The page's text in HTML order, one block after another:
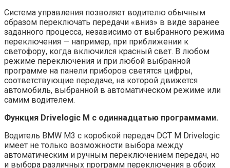
Система управления позволяет водителю обычным
образом переключать передачи «вниз» в виде заранее
заданного процесса, независимо от выбранного режима
переключения — например, при приближении к
светофору, когда включился красный свет. В любом
режиме переключения и при любой выбранной
программе на панели приборов светятся цифры,
соответствующие передаче, на которой движется
автомобиль, выбранной в автоматическом режиме или
самим водителем.
Функция Drivelogic M с одиннадцатью программами.
Водитель BMW M3 с коробкой передач DCT М Drivelogic
имеет не только возможности выбора между
автоматическим и ручным переключением передач, но
и выбора различных программ переключения в обоих